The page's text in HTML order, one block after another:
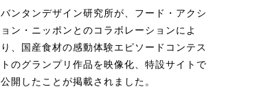
バンタンデザイン研究所が、フード・アクシ
ョン・ニッポンとのコラボレーションによ
り、国産食材の感動体験エピソードコンテス
トのグランプリ作品を映像化、特設サイトで
公開したことが掲載されました。